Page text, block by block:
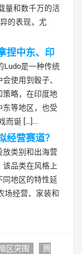
量和数千万的活
的表现，尤
捏中东、印
Ludo是一种传统
使用到骰子、
策略，在印度地
东等地区，也受
而诞 […]...
经营赛道？
放类别和出海营
该品类在风格上
同地区的特性延
场经营、家装和
暗区突围
腾